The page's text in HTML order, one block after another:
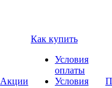
Акции
Как купить
Условия
оплаты
Условия